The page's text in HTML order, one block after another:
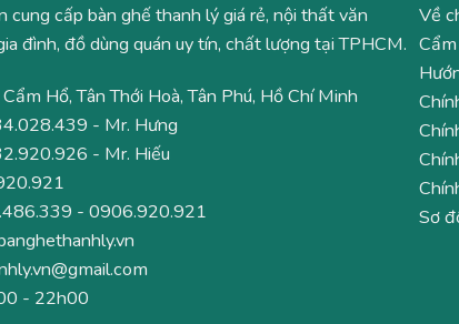
cung cấp bàn ghế thanh lý giá rẻ, nội thất văn
đình, đồ dùng quán uy tín, chất lượng tại TPHCM.
Hổ, Tân Thới Hoà, Tân Phú, Hồ Chí Minh
- Mr. Hưng
- Mr. Hiếu
- 0906.920.921
- 22h00
Về
Sơ